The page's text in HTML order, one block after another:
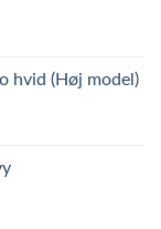
hvid (Høj model)